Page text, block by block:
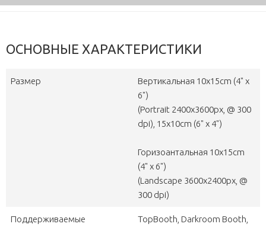
ОСНОВНЫЕ ХАРАКТЕРИСТИКИ
Размер
Вертикальная 10х15cm (4" x
6")
(Portrait 2400х3600px, @ 300
dpi), 15x10cm (6" x 4")
Горизоантальная 10х15cm
(4" x 6")
(Landscape 3600х2400px, @
300 dpi)
Поддерживаемые
TopBooth, Darkroom Booth,